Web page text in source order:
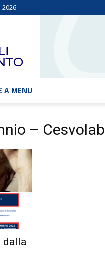
A MENU
– Cesvolab
dalla